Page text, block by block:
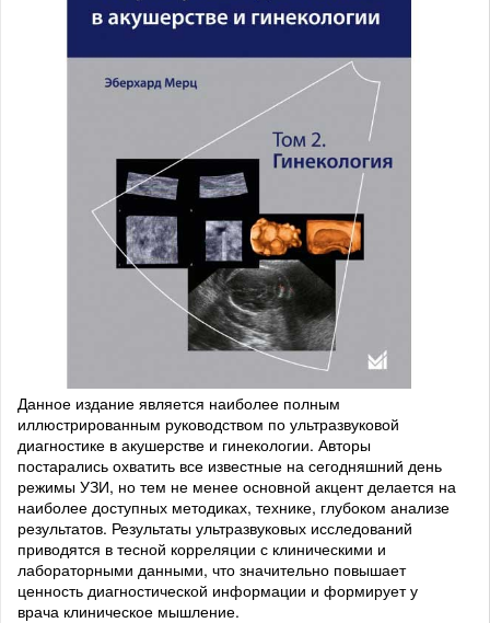
Данное издание является наиболее полным
иллюстрированным руководством по ультразвуковой
диагностике в акушерстве и гинекологии. Авторы
постарались охватить все известные на сегодняшний день
режимы УЗИ, но тем не менее основной акцент делается на
наиболее доступных методиках, технике, глубоком анализе
результатов. Результаты ультразвуковых исследований
приводятся в тесной корреляции с клиническими и
лабораторными данными, что значительно повышает
ценность диагностической информации и формирует у
врача клиническое мышление.